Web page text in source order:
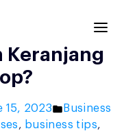
Keranjang
15, 2023
Posted
in
Business
, business tips,